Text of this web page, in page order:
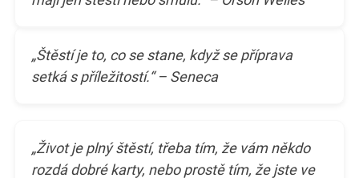
„Štěstí je to, co se stane, když se příprava
setká s příležitostí.“ – Seneca
„Život je plný štěstí, třeba tím, že vám někdo
rozdá dobré karty, nebo prostě tím, že jste ve